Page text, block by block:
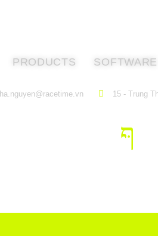
PRODUCTS SOFTWARE
ha.nguyen@racetime.vn 15 - Trung